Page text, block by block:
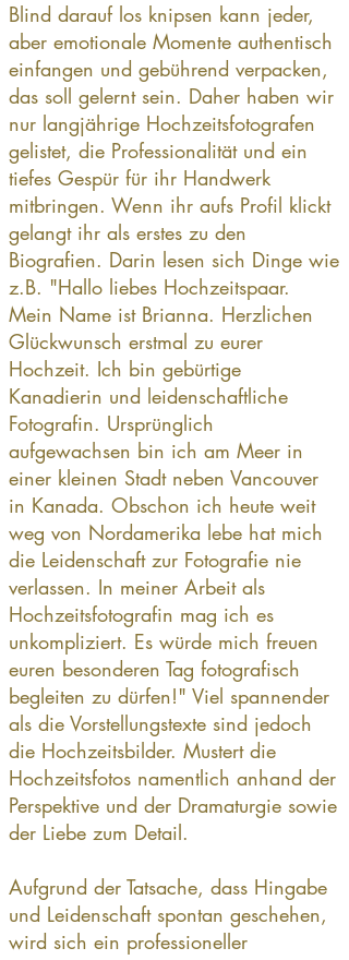
Blind darauf los knipsen kann jeder,
aber emotionale Momente authentisch
einfangen und gebührend verpacken,
das soll gelernt sein. Daher haben wir
nur langjährige Hochzeitsfotografen
gelistet, die Professionalität und ein
tiefes Gespür für ihr Handwerk
mitbringen. Wenn ihr aufs Profil klickt
gelangt ihr als erstes zu den
Biografien. Darin lesen sich Dinge wie
z.B. "Hallo liebes Hochzeitspaar.
Mein Name ist Brianna. Herzlichen
Glückwunsch erstmal zu eurer
Hochzeit. Ich bin gebürtige
Kanadierin und leidenschaftliche
Fotografin. Ursprünglich
aufgewachsen bin ich am Meer in
einer kleinen Stadt neben Vancouver
in Kanada. Obschon ich heute weit
weg von Nordamerika lebe hat mich
die Leidenschaft zur Fotografie nie
verlassen. In meiner Arbeit als
Hochzeitsfotografin mag ich es
unkompliziert. Es würde mich freuen
euren besonderen Tag fotografisch
begleiten zu dürfen!" Viel spannender
als die Vorstellungstexte sind jedoch
die Hochzeitsbilder. Mustert die
Hochzeitsfotos namentlich anhand der
Perspektive und der Dramaturgie sowie
der Liebe zum Detail.
Aufgrund der Tatsache, dass Hingabe
und Leidenschaft spontan geschehen,
wird sich ein professioneller